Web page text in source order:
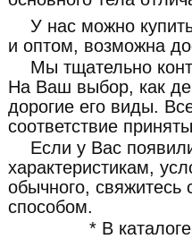
У нас можно
и оптом, возможна
Мы тщательно
На Ваш выбор, как
дорогие его виды.
соответствие
Если у Вас
характеристикам,
обычного,
способом.
* В